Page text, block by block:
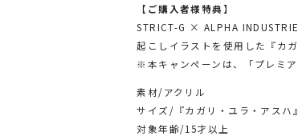
【ご購入者様特典】
STRICT-G × ALPHA
起こしイラストを使用した『カ
※本キャンペーンは、「プレミ
素材/アクリル
サイズ/『カガリ・ユラ・アス
対象年齢/15才以上